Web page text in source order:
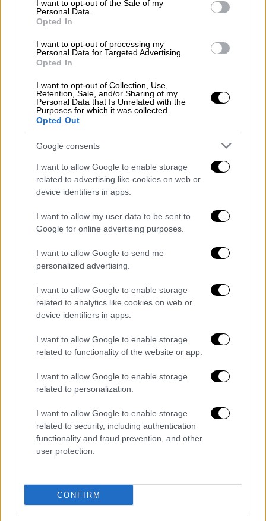
I want to opt-out of the Sale of my
Personal Data.
Opted In
I want to opt-out of processing my
Personal Data for Targeted Advertising.
Opted In
I want to opt-out of Collection, Use,
Retention, Sale, and/or Sharing of my
Personal Data that Is Unrelated with the
Purposes for which it was collected.
Opted Out
Google consents
I want to allow Google to enable storage
related to advertising like cookies on web or
device identifiers in apps.
I want to allow my user data to be sent to
Google for online advertising purposes.
I want to allow Google to send me
personalized advertising.
I want to allow Google to enable storage
related to analytics like cookies on web or
device identifiers in apps.
I want to allow Google to enable storage
related to functionality of the website or app.
I want to allow Google to enable storage
related to personalization.
I want to allow Google to enable storage
related to security, including authentication
functionality and fraud prevention, and other
user protection.
CONFIRM
και φέτος με ανακοινώσεις της
διέπραξε
ύβρις για τα θύματα
πραγματικότητα. Θα είμαστε πάντοτε
βιγλάτορες και φύλακες της μνήμης
ο κ. Γεωργιάδης.
Για μνημείο αφιερωμένο στις 353.000 ψυχές
πουμαρτύρησαν και σφαγιάστηκαν, για έναν
φάρο μνήμης που ενώνει το Παραλίμνι με
την Τραπεζούντα, την Παναγία Σουμελά και
κάθε τόπο που αναπνέει ο ποντιακός
ελληνισμός, έκανε λόγο ο δήμαρχος
Παραλιμνίου - Δερύνειας, Γιώργος
Νικολέτος. «Το μνημείο μαρτυρά ότιη μνήμη
έχουν γίνει πολλές δράσεις που συνδέουν
τον Πόντο με την Κύπρο,
γνώρισαν τον πόνο και τον ξεριζωμό. Το
μνημείο πλέον θα αποτελεί τόπο
προσκυνήματος, μία αιώνια υπόκλιση στα
θύματα
», σημείωσε ο δήμαρχος Παραλιμνίου.
Εικόνα από το άναμμα του Βωμού της Μνήμης (Ρωμανός